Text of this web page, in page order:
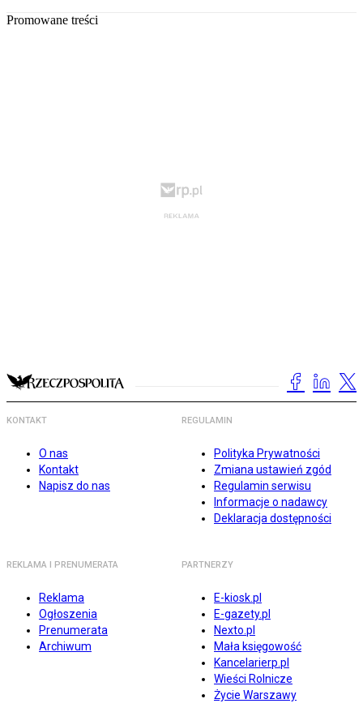
Promowane treści
KONTAKT
O nas
Kontakt
Napisz do nas
REGULAMIN
Polityka Prywatności
Zmiana ustawień zgód
Regulamin serwisu
Informacje o nadawcy
Deklaracja dostępności
REKLAMA I PRENUMERATA
Reklama
Ogłoszenia
Prenumerata
Archiwum
PARTNERZY
E-kiosk.pl
E-gazety.pl
Nexto.pl
Mała księgowość
Kancelarierp.pl
Wieści Rolnicze
Życie Warszawy